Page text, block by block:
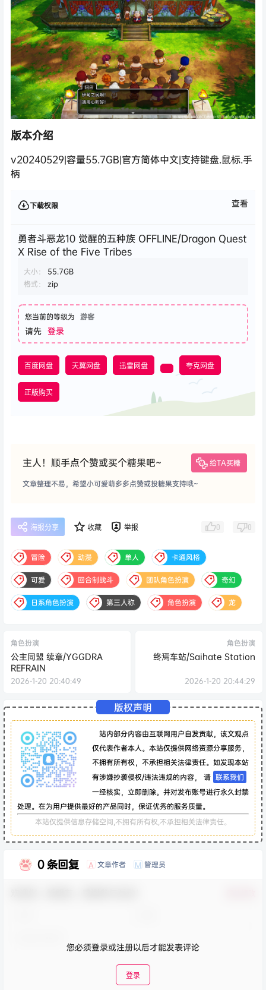
版本介绍
v20240529|容量55.7GB|官方简体中文|支持键盘.鼠标.手
柄
下载权限 查看
勇者斗恶龙10 觉醒的五种族 OFFLINE/Dragon Quest
X Rise of the Five Tribes
大小：
55.7GB
格式：
zip
您当前的等级为 游客
请先 登录
百度网盘 天翼网盘 迅雷网盘 夸克网盘
正版购买
主人！顺手点个赞或买个糖果吧~ 给TA买糖
文章整理不易，希望小可爱萌多多点赞或投糖果支持哦~
海报分享 收藏 举报 0 0
冒险 动漫 单人 卡通风格
可爱 回合制战斗 团队角色扮演 奇幻
日系角色扮演 第三人称 角色扮演 龙
角色扮演
公主同盟 续章/YGGDRA
REFRAIN
2026-1-20 20:40:49
角色扮演
终焉车站/Saihate Station
2026-1-20 20:44:29
版权声明
站内部分内容由互联网用户自发贡献，该文观点
仅代表作者本人。本站仅提供网络资源分享服务，
不拥有所有权，不承担相关法律责任。如发现本站
有涉嫌抄袭侵权/违法违规的内容， 请 联系我们
一经核实，立即删除。并对发布账号进行永久封禁
处理。在为用户提供最好的产品同时，保证优秀的服务质量。
本站仅提供信息存储空间,不拥有所有权,不承担相关法律责任。
0 条回复 A 文章作者 M 管理员
您必须登录或注册以后才能发表评论
登录